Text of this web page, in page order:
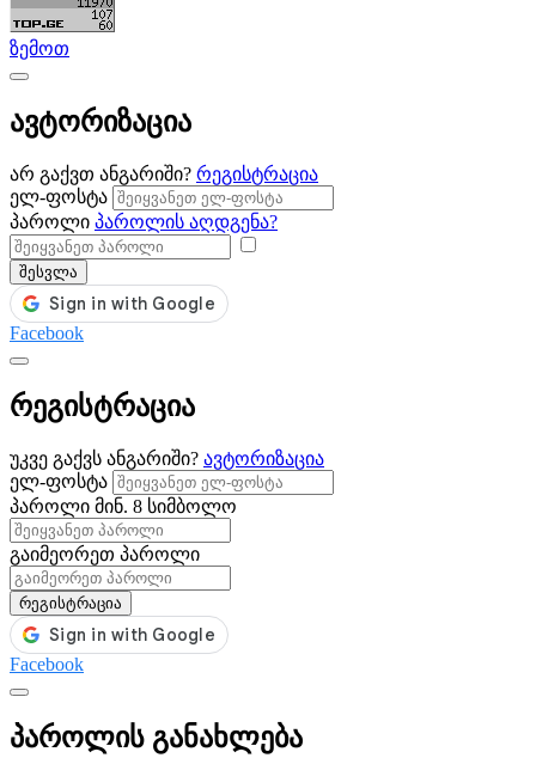
ზემოთ
ავტორიზაცია
არ გაქვთ ანგარიში? რეგისტრაცია
ელ-ფოსტა
პაროლი პაროლის აღდგენა?
შესვლა
Facebook
რეგისტრაცია
უკვე გაქვს ანგარიში? ავტორიზაცია
ელ-ფოსტა
პაროლი მინ. 8 სიმბოლო
გაიმეორეთ პაროლი
რეგისტრაცია
Facebook
პაროლის განახლება